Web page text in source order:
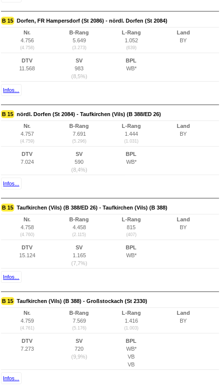
B 15 Dorfen, FR Hampersdorf (St 2086) - nördl. Dorfen (St 2084)
Nr.
4.756
(4.758)
B-Rang
5.649
(3.273)
L-Rang
1.052
(639)
Land
BY
DTV
11.568
SV
983
(8,5%)
BPL
WB*
Infos...
B 15 nördl. Dorfen (St 2084) - Taufkirchen (Vils) (B 388/ED 26)
Nr.
4.757
(4.759)
B-Rang
7.691
(5.296)
L-Rang
1.444
(1.031)
Land
BY
DTV
7.024
SV
590
(8,4%)
BPL
WB*
Infos...
B 15 Taufkirchen (Vils) (B 388/ED 26) - Taufkirchen (Vils) (B 388)
Nr.
4.758
(4.760)
B-Rang
4.458
(2.115)
L-Rang
815
(407)
Land
BY
DTV
15.124
SV
1.165
(7,7%)
BPL
WB*
Infos...
B 15 Taufkirchen (Vils) (B 388) - Großstockach (St 2330)
Nr.
4.759
(4.761)
B-Rang
7.569
(5.176)
L-Rang
1.416
(1.003)
Land
BY
DTV
7.273
SV
720
(9,9%)
BPL
WB*
VB
VB
Infos...